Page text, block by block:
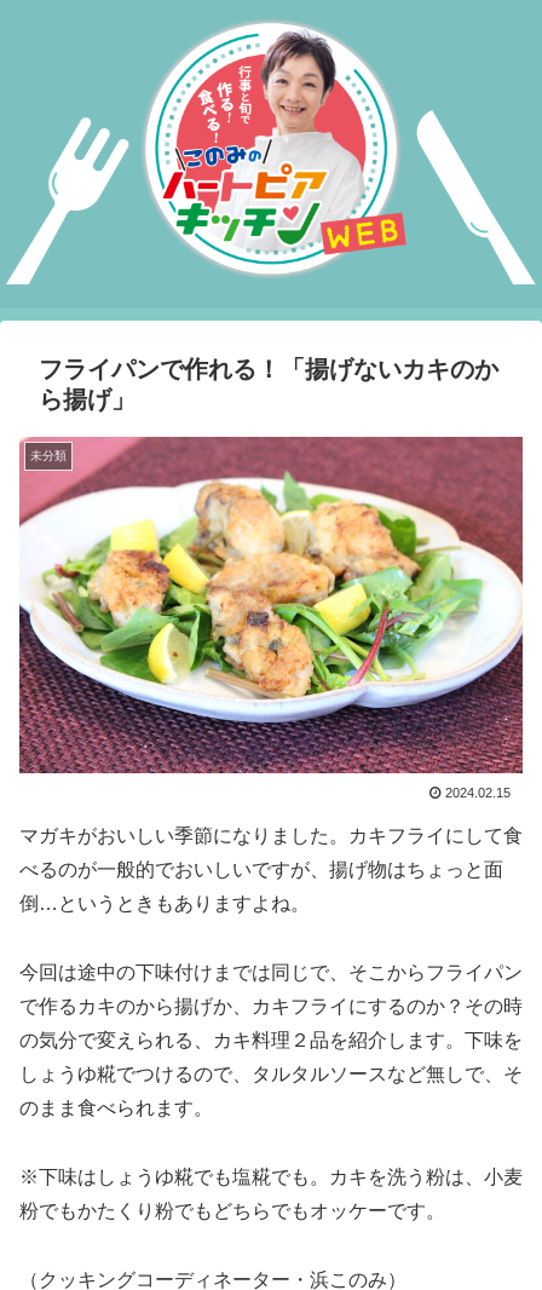
フライパンで作れる！「揚げないカキのか
ら揚げ」
未分類
2024.02.15
マガキがおいしい季節になりました。カキフライにして食
べるのが一般的でおいしいですが、揚げ物はちょっと面
倒…というときもありますよね。
今回は途中の下味付けまでは同じで、そこからフライパン
で作るカキのから揚げか、カキフライにするのか？その時
の気分で変えられる、カキ料理２品を紹介します。下味を
しょうゆ糀でつけるので、タルタルソースなど無しで、そ
のまま食べられます。
※下味はしょうゆ糀でも塩糀でも。カキを洗う粉は、小麦
粉でもかたくり粉でもどちらでもオッケーです。
（クッキングコーディネーター・浜このみ）